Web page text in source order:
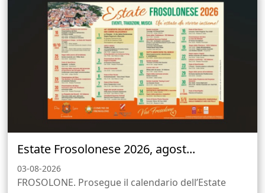
Estate Frosolonese 2026, agost...
03-08-2026
FROSOLONE. Prosegue il calendario dell’Estate